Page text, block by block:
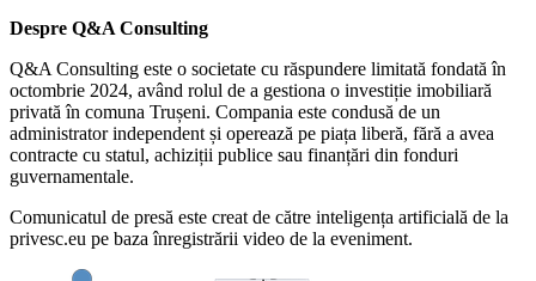
Despre Q&A Consulting
Q&A Consulting este o societate cu răspundere limitată fondată în
octombrie 2024, având rolul de a gestiona o investiție imobiliară
privată în comuna Trușeni. Compania este condusă de un
administrator independent și operează pe piața liberă, fără a avea
contracte cu statul, achiziții publice sau finanțări din fonduri
guvernamentale.
Comunicatul de presă este creat de către inteligența artificială de la
privesc.eu pe baza înregistrării video de la eveniment.